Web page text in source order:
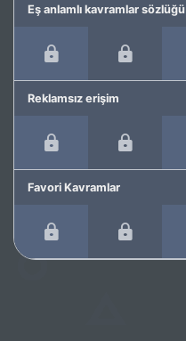
Eş anlamlı kavramlar sözlüğü
Reklamsız erişim
Favori Kavramlar